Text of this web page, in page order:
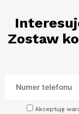
Zostaw
Akceptuję